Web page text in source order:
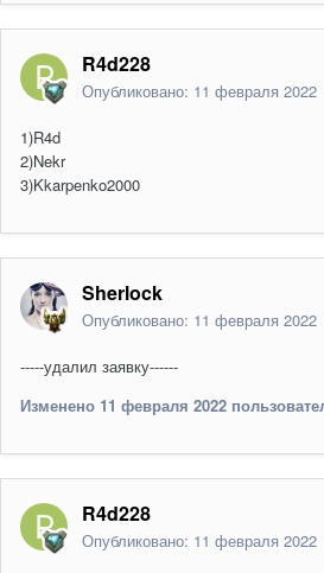
R4d228
Опубликовано: 11 февраля 2022
1)R4d
2)Nekr
3)Kkarpenko2000
Sherlock
Опубликовано: 11 февраля 2022
-----удалил заявку------
Изменено 11 февраля 2022
R4d228
Опубликовано: 11 февраля 2022